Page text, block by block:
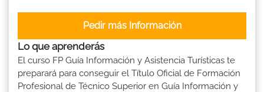
Pedir más Información
Lo que aprenderás
El curso FP Guía Información y Asistencia Turísticas te
preparará para conseguir el Título Oficial de Formación
Profesional de Técnico Superior en Guía Información y